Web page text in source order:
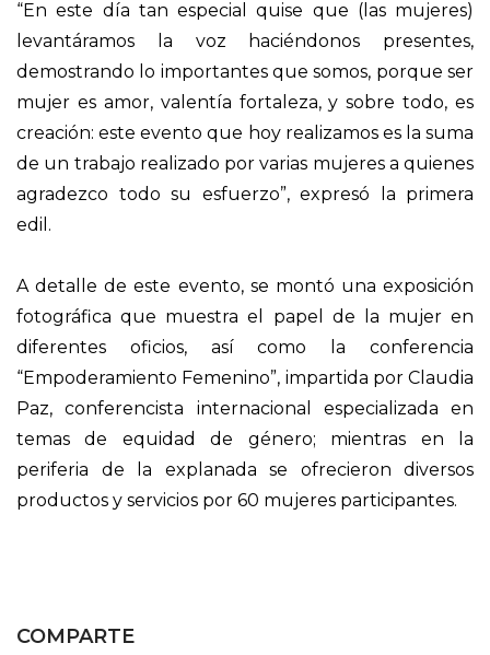
“En este día tan especial quise que (las mujeres)
levantáramos la voz haciéndonos presentes,
demostrando lo importantes que somos, porque ser
mujer es amor, valentía fortaleza, y sobre todo, es
creación: este evento que hoy realizamos es la suma
de un trabajo realizado por varias mujeres a quienes
agradezco todo su esfuerzo”, expresó la primera
edil.
A detalle de este evento, se montó una exposición
fotográfica que muestra el papel de la mujer en
diferentes oficios, así como la conferencia
“Empoderamiento Femenino”, impartida por Claudia
Paz, conferencista internacional especializada en
temas de equidad de género; mientras en la
periferia de la explanada se ofrecieron diversos
productos y servicios por 60 mujeres participantes.
COMPARTE